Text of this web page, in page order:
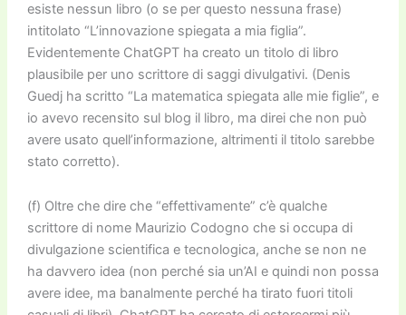
esiste nessun libro (o se per questo nessuna frase)
intitolato “L’innovazione spiegata a mia figlia”.
Evidentemente ChatGPT ha creato un titolo di libro
plausibile per uno scrittore di saggi divulgativi. (Denis
Guedj ha scritto “La matematica spiegata alle mie figlie”, e
io avevo recensito sul blog il libro, ma direi che non può
avere usato quell’informazione, altrimenti il titolo sarebbe
stato corretto).
(f) Oltre che dire che “effettivamente” c’è qualche
scrittore di nome Maurizio Codogno che si occupa di
divulgazione scientifica e tecnologica, anche se non ne
ha davvero idea (non perché sia un’AI e quindi non possa
avere idee, ma banalmente perché ha tirato fuori titoli